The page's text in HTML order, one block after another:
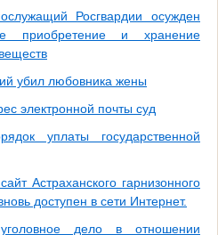
Росгвардии осужден
приобретение и хранение
убил любовника жены
электронной почты суд
уплаты государственной
Астраханского гарнизонного
доступен в сети Интернет.
дело в отношении